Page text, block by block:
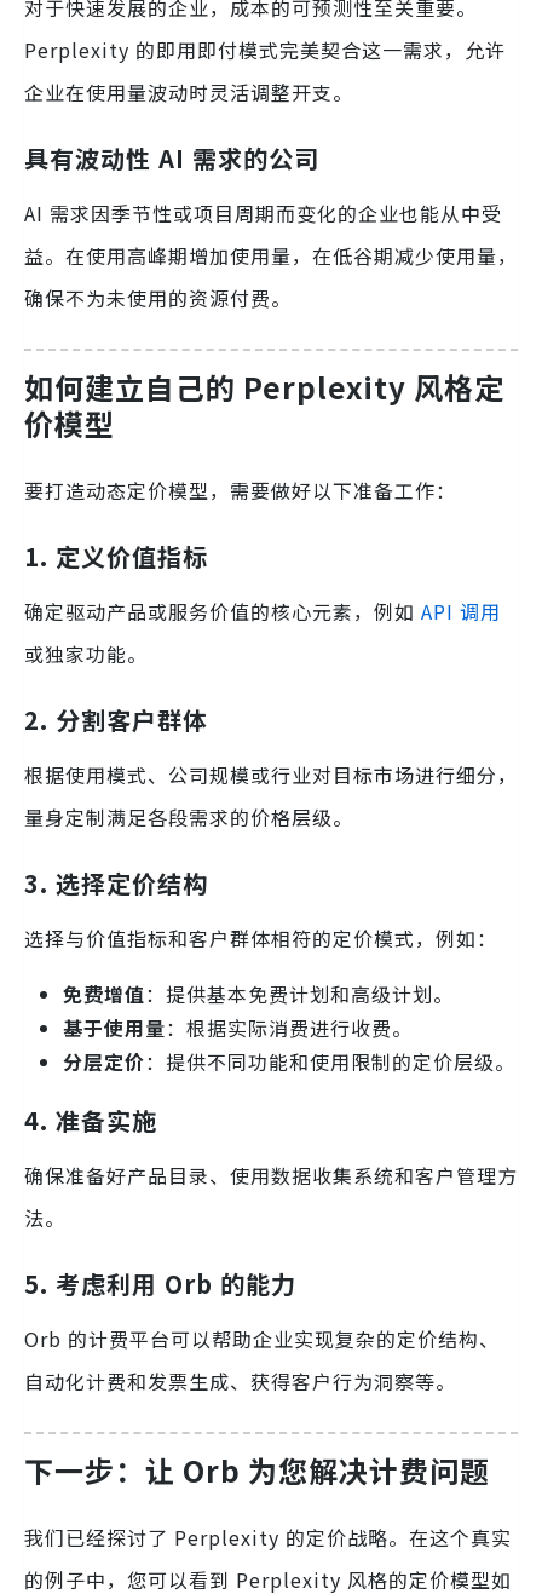
对于快速发展的企业，成本的可预测性至关重要。
Perplexity 的即用即付模式完美契合这一需求，允许
企业在使用量波动时灵活调整开支。
具有波动性 AI 需求的公司
AI 需求因季节性或项目周期而变化的企业也能从中受
益。在使用高峰期增加使用量，在低谷期减少使用量，
确保不为未使用的资源付费。
如何建立自己的 Perplexity 风格定
价模型
要打造动态定价模型，需要做好以下准备工作：
1. 定义价值指标
确定驱动产品或服务价值的核心元素，例如 API 调用
或独家功能。
2. 分割客户群体
根据使用模式、公司规模或行业对目标市场进行细分，
量身定制满足各段需求的价格层级。
3. 选择定价结构
选择与价值指标和客户群体相符的定价模式，例如：
免费增值：提供基本免费计划和高级计划。
基于使用量：根据实际消费进行收费。
分层定价：提供不同功能和使用限制的定价层级。
4. 准备实施
确保准备好产品目录、使用数据收集系统和客户管理方
法。
5. 考虑利用 Orb 的能力
Orb 的计费平台可以帮助企业实现复杂的定价结构、
自动化计费和发票生成、获得客户行为洞察等。
下一步：让 Orb 为您解决计费问题
我们已经探讨了 Perplexity 的定价战略。在这个真实
的例子中，您可以看到 Perplexity 风格的定价模型如